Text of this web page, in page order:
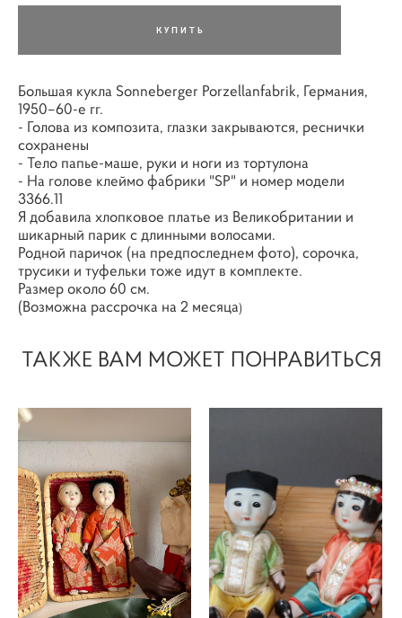
КУПИТЬ
Большая кукла Sonneberger Porzellanfabrik, Германия,
1950–60-е гг.
- Голова из композита, глазки закрываются, реснички
сохранены
- Тело папье-маше, руки и ноги из тортулона
- На голове клеймо фабрики "SP" и номер модели
3366.11
Я добавила хлопковое платье из Великобритании и
шикарный парик с длинными волосами.
Родной паричок (на предпоследнем фото), сорочка,
трусики и туфельки тоже идут в комплекте.
Размер около 60 см.
(Возможна рассрочка на 2 месяца)
ТАКЖЕ ВАМ МОЖЕТ ПОНРАВИТЬСЯ